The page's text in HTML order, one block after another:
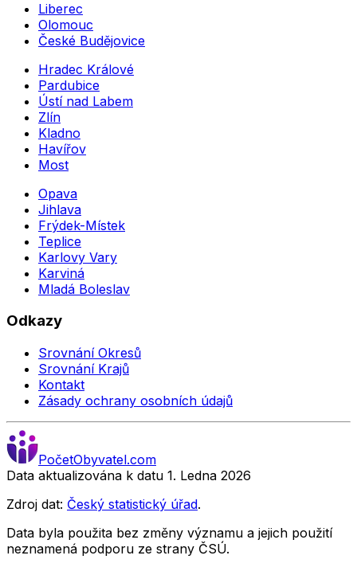
Liberec
Olomouc
České Budějovice
Hradec Králové
Pardubice
Ústí nad Labem
Zlín
Kladno
Havířov
Most
Opava
Jihlava
Frýdek-Místek
Teplice
Karlovy Vary
Karviná
Mladá Boleslav
Odkazy
Srovnání Okresů
Srovnání Krajů
Kontakt
Zásady ochrany osobních údajů
PočetObyvatel.com
Data aktualizována k datu 1. Ledna 2026
Zdroj dat: Český statistický úřad.
Data byla použita bez změny významu a jejich použití
neznamená podporu ze strany ČSÚ.